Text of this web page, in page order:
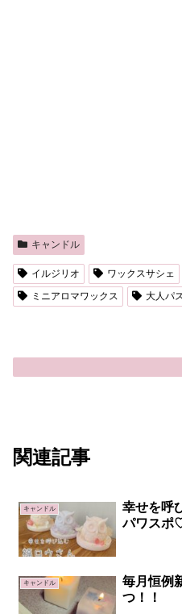
キャンドル
イルジリオ ワックスサシェ
ミニアロマワックス
大人パ
関連記事
キャンドル
幸せを呼
パワスポ
キャンドル
毎月恒例
つ！！